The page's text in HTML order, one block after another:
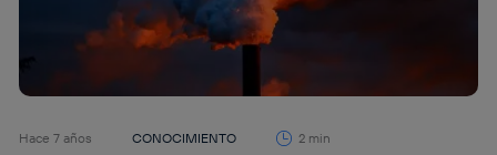
Hace 7 años CONOCIMIENTO 2 min